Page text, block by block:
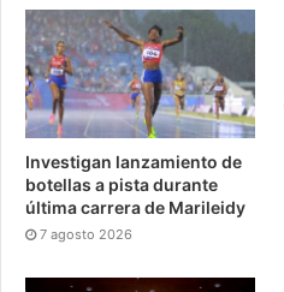
Investigan lanzamiento de
botellas a pista durante
última carrera de Marileidy
7 agosto 2026